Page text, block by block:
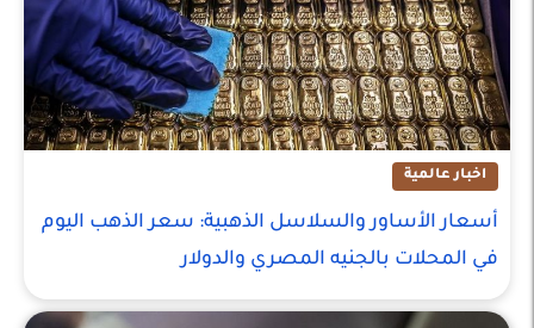
اخبار عالمية
أسعار الأساور والسلاسل الذهبية: سعر الذهب اليوم
في المحلات بالجنيه المصري والدولار